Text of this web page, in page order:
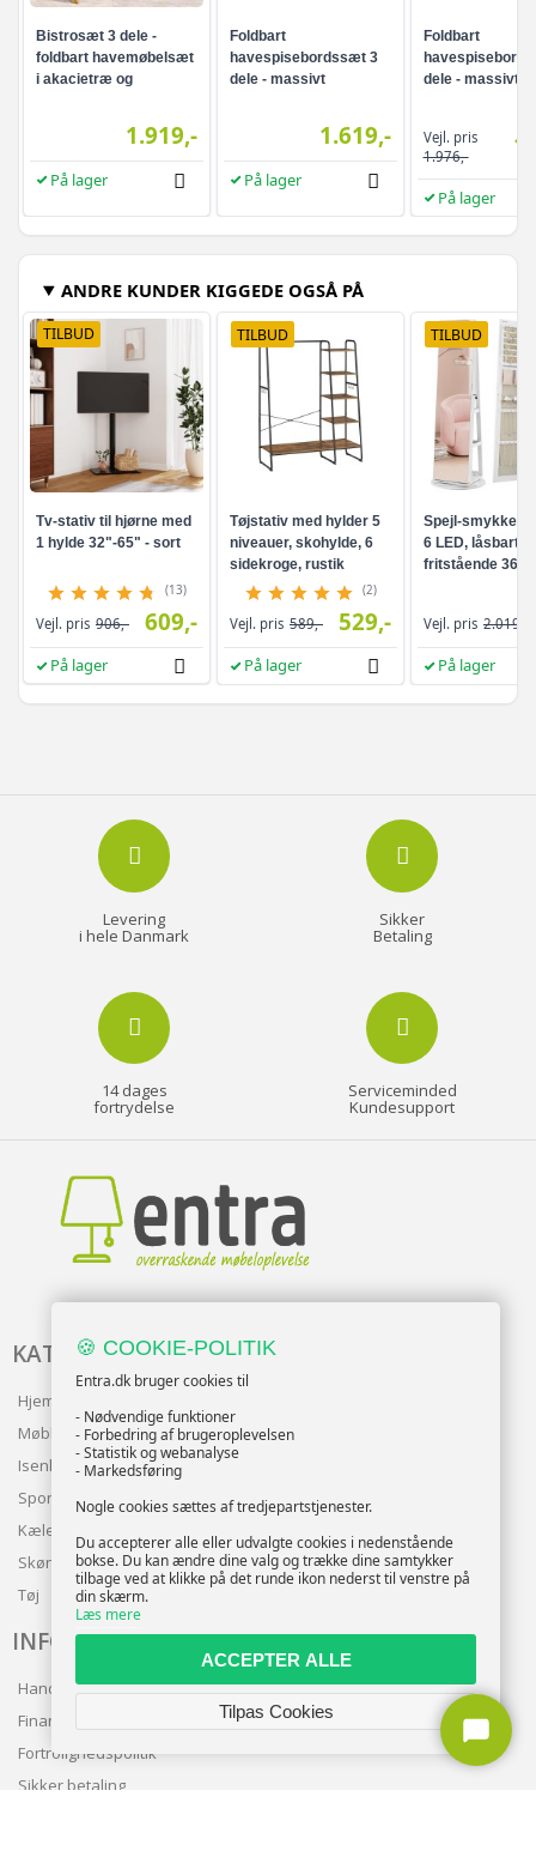
Bistrosæt 3 dele -
foldbart havemøbelsæt
i akacietræ og
1.919,-
På lager
Foldbart
havespisebordssæt 3
dele - massivt
1.619,-
På lager
Foldbart
dele - massivt
Vejl. pris
1.976,-
På lager
ANDRE KUNDER KIGGEDE OGSÅ PÅ
TILBUD
Tv-stativ til hjørne med
1 hylde 32"-65" - sort
(13)
Vejl. pris 906,- 609,-
På lager
TILBUD
Tøjstativ med hylder 5
niveauer, skohylde, 6
sidekroge, rustik
brun/sort
(2)
Vejl. pris 589,- 529,-
På lager
TILBUD
Spejl-
6 LED, låsbart -
fritstående 360°
helkropsspejl, 3
hvid/greige
Vejl. pris 2.019,-
På lager
Levering
i hele Danmark
Sikker
Betaling
14 dages
fortrydelse
Serviceminded
Kundesupport
KATALOG
Hjem & Have
Møbler
Isenkram
Sport
Kæledyr
Skønhed
Tøj
INFO
Handelsbetingelser
Finansering
Fortrolighedspolitik
Sikker betaling
🍪 COOKIE-POLITIK
Entra.dk bruger cookies til
- Nødvendige funktioner
- Forbedring af brugeroplevelsen
- Statistik og webanalyse
- Markedsføring
Nogle cookies sættes af tredjepartstjenester.
Du accepterer alle eller udvalgte cookies i nedenstående
bokse. Du kan ændre dine valg og trække dine samtykker
tilbage ved at klikke på det runde ikon nederst til venstre på
din skærm.
Læs mere
ACCEPTER ALLE
Tilpas Cookies